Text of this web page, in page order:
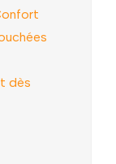
dès